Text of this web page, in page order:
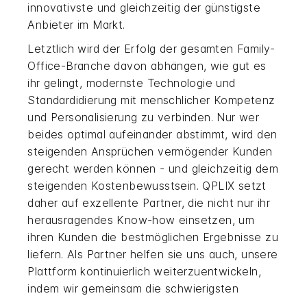
innovativste und gleichzeitig der günstigste
Anbieter im Markt.
Letztlich wird der Erfolg der gesamten Family-
Office-Branche davon abhängen, wie gut es
ihr gelingt, modernste Technologie und
Standardidierung mit menschlicher Kompetenz
und Personalisierung zu verbinden. Nur wer
beides optimal aufeinander abstimmt, wird den
steigenden Ansprüchen vermögender Kunden
gerecht werden können - und gleichzeitig dem
steigenden Kostenbewusstsein. QPLIX setzt
daher auf exzellente Partner, die nicht nur ihr
herausragendes Know-how einsetzen, um
ihren Kunden die bestmöglichen Ergebnisse zu
liefern. Als Partner helfen sie uns auch, unsere
Plattform kontinuierlich weiterzuentwickeln,
indem wir gemeinsam die schwierigsten